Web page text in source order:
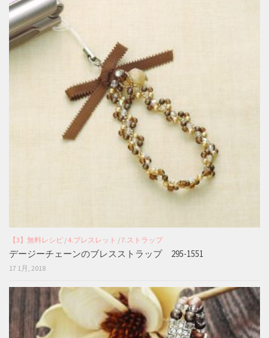
【3】無料レシピ /4.ブレスレット /7.ストラップ
デージーチェーンのブレスストラップ 295-1551
17 1月, 2018